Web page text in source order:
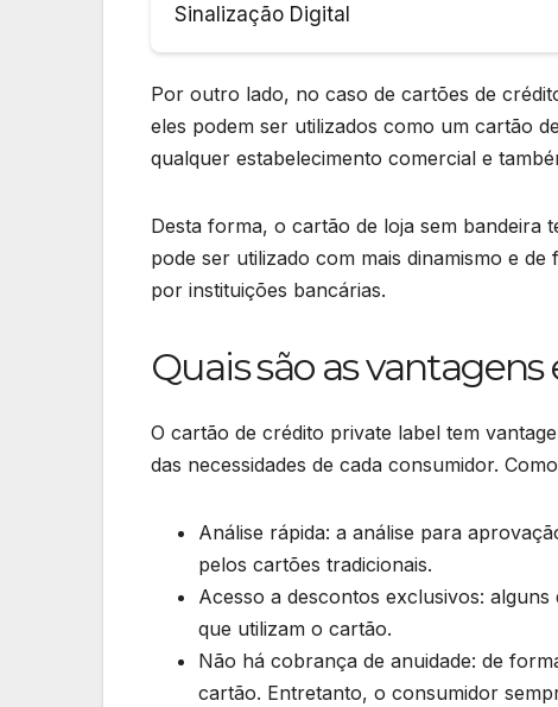
Sinalização Digital
Por outro lado, no caso de cartões de
eles podem ser utilizados como um cartão
qualquer estabelecimento comercial e
Desta forma, o cartão de loja sem bandeira
pode ser utilizado com mais dinamismo e
por instituições bancárias.
Quais são as
O cartão de crédito private label tem
das necessidades de cada consumidor.
Análise rápida: a análise para
pelos cartões tradicionais.
Acesso a descontos exclusivos:
que utilizam o cartão.
Não há cobrança de anuidade: de
cartão. Entretanto, o consumidor